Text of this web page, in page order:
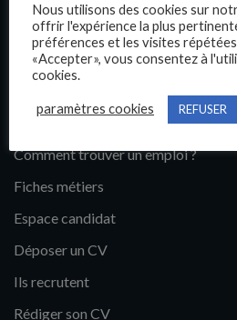
Blog
Contact
Candidats
Comment trouver un emploi ?
Fiches métiers
Espace candidat
Déposer un CV
Ils recrutent
Rédiger son CV
Nous utilisons des cookies sur
offrir l'expérience la plus
préférences et les visites
«Accepter», vous consentez à
cookies.
paramètres cookies REFUSER